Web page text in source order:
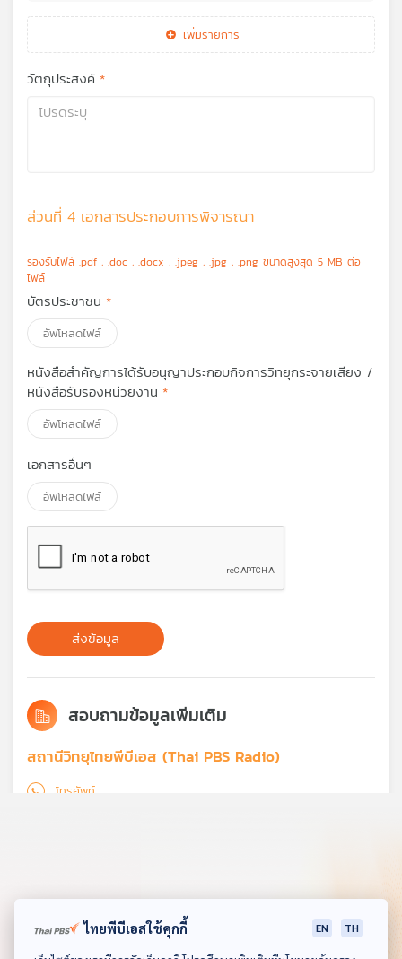
ดาวน์โหลด Thai PBS Podcast Application
เพิ่มรายการ
วัตถุประสงค์
ส่วนที่ 4 เอกสารประกอบการพิจารณา
รองรับไฟล์ .pdf , .doc , .docx , .jpeg , .jpg , .png ขนาดสูงสุด 5 MB ต่อ
ไฟล์
บัตรประชาชน
อัพโหลดไฟล์
หนังสือสำคัญการได้รับอนุญาประกอบกิจการวิทยุกระจายเสียง /
หนังสือรับรองหน่วยงาน
อัพโหลดไฟล์
เอกสารอื่นๆ
อัพโหลดไฟล์
ส่งข้อมูล
สอบถามข้อมูลเพิ่มเติม
สถานีวิทยุไทยพีบีเอส (Thai PBS Radio)
โทรศัพท์
webmaster@thaipbsradio.com
ไทยพีบีเอสใช้คุกกี้ EN TH